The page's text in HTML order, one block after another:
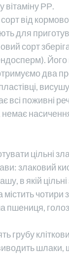
вітаміну РР.
від
для
сорт
два
всі поживні
немає
цільні
злаковий
в якій
містить
пшениця,
грубу
шлаки,